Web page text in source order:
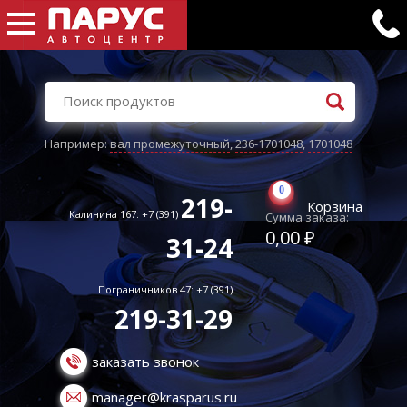
Например:вал промежуточный,236-1701048,1701048
Калинина 167: +7 (391) 219-
31-24
Пограничников 47: +7 (391)
219-31-29
заказать звонок
manager@krasparus.ru
0
Корзина
Сумма заказа:
0,00 ₽